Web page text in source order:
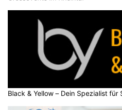
Black & Yellow – Dein Spezialist